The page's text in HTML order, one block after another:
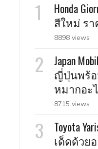
Honda
สีใหม่ รา
8898 views
Japan
ญี่ปุ่นพร้อ
หมากอะ
8715 views
Toyota
เด็ดด้วย